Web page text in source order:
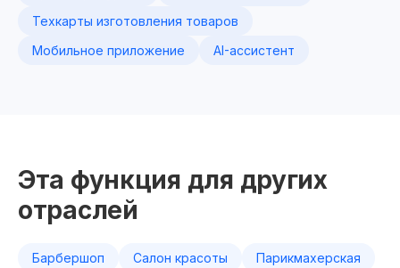
Техкарты изготовления товаров
Мобильное приложение
AI-ассистент
Эта функция для других
отраслей
Барбершоп Салон красоты
Парикмахерская